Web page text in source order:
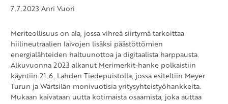
7.7.2023 Anri Vuori
Meriteollisuus on ala, jossa vihreä siirtymä tarkoittaa
hiilineutraalien laivojen lisäksi päästöttömien
energialähteiden haltuunottoa ja digitaalista harppausta.
Alkuvuonna 2023 alkanut Merimerkit-hanke polkaistiin
käyntiin 21.6. Lahden Tiedepuistolla, jossa esiteltiin Meyer
Turun ja Wärtsilän monivuotisia yritysyhteistyöhankkeita.
Mukaan kaivataan uutta kotimaista osaamista, joka auttaa